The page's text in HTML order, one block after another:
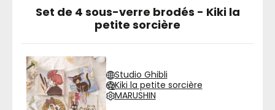
Set de 4 sous-verre brodés - Kiki la
petite sorcière
Studio Ghibli
Kiki la petite sorcière
MARUSHIN